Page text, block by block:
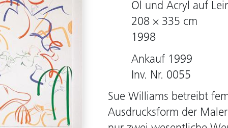
Öl und Acryl auf
208 × 335 cm
1998
Ankauf 1999
Inv. Nr. 0055
Sue Williams betreibt
Ausdrucksform der